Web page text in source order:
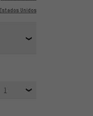
Estados Unidos
1